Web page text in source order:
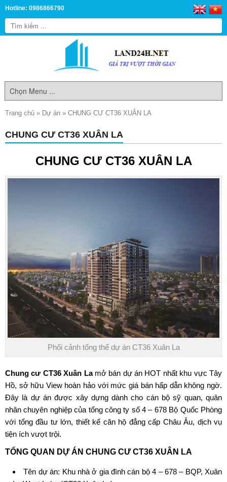
Hotline: 0986866790
Trang chủ » Dự án » CHUNG CƯ CT36 XUÂN LA
CHUNG CƯ CT36 XUÂN LA
CHUNG CƯ CT36 XUÂN LA
Phối cảnh tổng thể dự án CT36 Xuân La
Chung cư CT36 Xuân Lamở bán dự án HOT nhất khu vực Tây
Hồ, sở hữu View hoàn hảo với mức giá bán hấp dẫn không ngờ.
Đây là dự án được xây dựng dành cho cán bộ sỹ quan, quân
nhân chuyên nghiệp của tổng công ty số 4 – 678 Bộ Quốc Phòng
với tổng đầu tư lớn, thiết kế căn hộ đẳng cấp Châu Âu, dịch vụ
tiện ích vượt trội.
TỔNG QUAN DỰ ÁN CHUNG CƯ CT36 XUÂN LA
Tên dự án: Khu nhà ở gia đình cán bộ 4 – 678 – BQP, Xuân